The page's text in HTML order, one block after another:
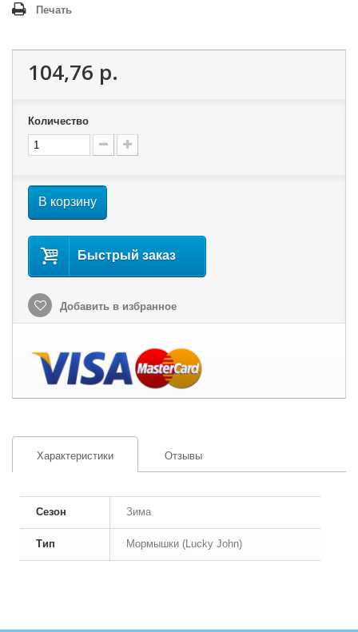
Печать
104,76 р.
Количество
В корзину
Быстрый заказ
Добавить в избранное
Характеристики Отзывы
Сезон Зима
Тип Мормышки (Lucky John)